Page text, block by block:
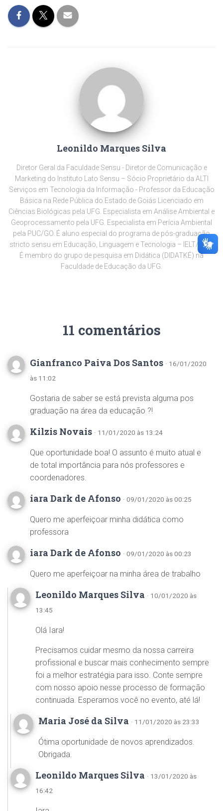
Leonildo Marques Silva
Diretor Geral da Faculdade Sensu - Diretor de Comunicação e
Marketing do Instituto Lato Sensu – Sócio Proprietário da ALTI
Serviços em Tecnologia da Informação - Professor da Educação
Básica na Rede Pública do Estado de Goiás Licenciado em
Ciências Biológicas pela UFG. Especialista em Análise Ambiental e
Geoprocessamento pela UFG. Especialista em Perícia Ambiental
pela PUC/GO. É aluno especial do programa de pós-graduação
stricto sensu em Educação, Linguagem e Tecnologia – IELT/UEG.
É membro do grupo de pesquisa em Didática (DIDATKÉ) na
Faculdade de Educação da UFG.
11 comentários
Gianfranco Paiva Dos Santos · 16/01/2020
às 11:02
Gostaria de saber se está prevista alguma pos
graduação na área da educação ?!
Kilzis Novais · 11/01/2020 às 13:24
Que oportunidade boa! O assunto é muito atual e
de total importância para nós professores e
coordenadores.
iara Dark de Afonso · 09/01/2020 às 00:25
Quero me aperfeiçoar minha didática como
professora
iara Dark de Afonso · 09/01/2020 às 00:23
Quero me aperfeiçoar na minha área de trabalho
Leonildo Marques Silva · 10/01/2020 às
13:45
Olá Iara!
Precisamos cuidar mesmo da nossa carreira
profissional e buscar mais conhecimento sempre
foi a melhor estratégia para isso. Conte sempre
com nosso apoio nesse processo de formação
continuada. Esperamos você no evento, até lá!
Maria José da Silva · 11/01/2020 às 23:33
Ótima oportunidade de novos aprendizados.
Obrigada.
Leonildo Marques Silva · 13/01/2020 às
16:42